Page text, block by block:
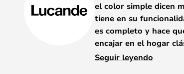
el color simple dicen
tiene en su
es completo y hace
encajar en el hogar
Seguir leyendo